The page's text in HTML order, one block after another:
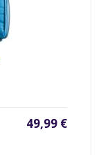
49,99 €